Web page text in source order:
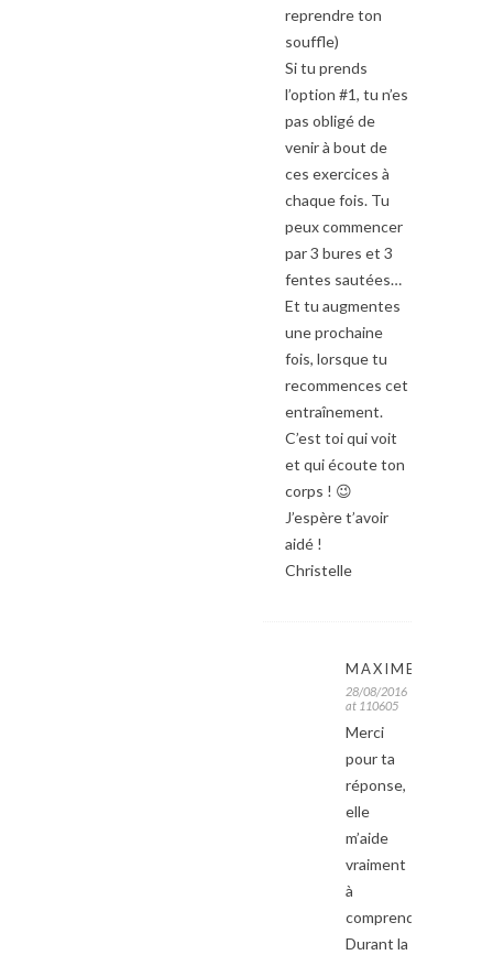
reprendre ton
souffle)
Si tu prends
l’option #1, tu n’es
pas obligé de
venir à bout de
ces exercices à
chaque fois. Tu
peux commencer
par 3 bures et 3
fentes sautées…
Et tu augmentes
une prochaine
fois, lorsque tu
recommences cet
entraînement.
C’est toi qui voit
et qui écoute ton
corps ! 😉
J’espère t’avoir
aidé !
Christelle
MAXIME
28/08/2016
at 110605
Merci
pour ta
réponse,
elle
m’aide
vraiment
à
comprendre.
Durant la